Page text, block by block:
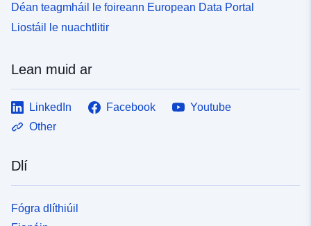
Déan teagmháil le foireann European Data Portal
Liostáil le nuachtlitir
Lean muid ar
LinkedIn Facebook
Youtube
Other
Dlí
Fógra dlíthiúil